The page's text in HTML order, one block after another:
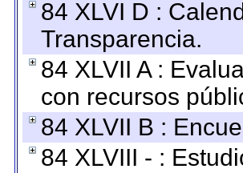
84 XLVI D :
Transparencia.
84 XLVII A :
con recursos
84 XLVII B :
84 XLVIII - :